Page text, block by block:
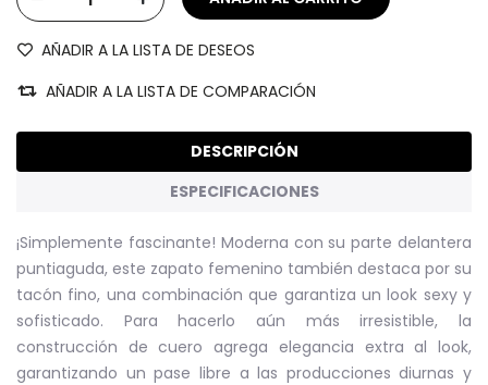
AÑADIR A LA LISTA DE DESEOS
AÑADIR A LA LISTA DE COMPARACIÓN
DESCRIPCIÓN
ESPECIFICACIONES
¡Simplemente fascinante! Moderna con su parte delantera
puntiaguda, este zapato femenino también destaca por su
tacón fino, una combinación que garantiza un look sexy y
sofisticado. Para hacerlo aún más irresistible, la
construcción de cuero agrega elegancia extra al look,
garantizando un pase libre a las producciones diurnas y